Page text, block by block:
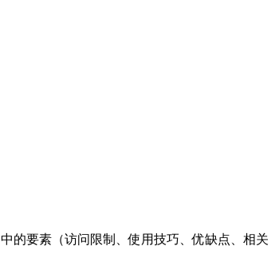
的要素（访问限制、使用技巧、优缺点、相关